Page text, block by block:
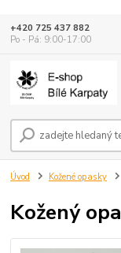
+420 725 437 882
Po - Pá: 9:00-17:00
Úvod Kožené opasky
Kožený